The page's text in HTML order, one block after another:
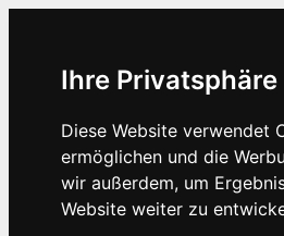
Ihre
Diese Website verwendet
ermöglichen und die
wir außerdem, um
Website weiter zu